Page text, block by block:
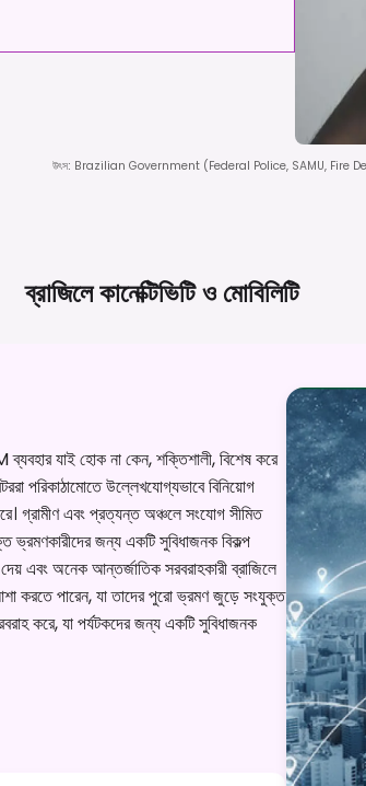
উৎস: Brazilian Government (Federal Police, SAMU, Fire
ব্রাজিলে কানেক্টিভিটি ও মোবিলিটি
ব্যবহার যাই হোক না কেন, শক্তিশালী, বিশেষ করে
পরিকাঠামোতে উল্লেখযোগ্যভাবে বিনিয়োগ
গ্রামীণ এবং প্রত্যন্ত অঞ্চলে সংযোগ সীমিত
ভ্রমণকারীদের জন্য একটি সুবিধাজনক বিকল্প
এবং অনেক আন্তর্জাতিক সরবরাহকারী ব্রাজিলে
আশা করতে পারেন, যা তাদের পুরো ভ্রমণ জুড়ে সংযুক্ত
করে, যা পর্যটকদের জন্য একটি সুবিধাজনক